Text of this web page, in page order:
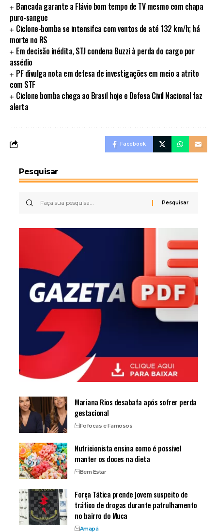
Bancada garante a Flávio bom tempo de TV mesmo com chapa
puro-sangue
Ciclone-bomba se intensifca com ventos de até 132 km/h; há
morte no RS
Em decisão inédita, STJ condena Buzzi à perda do cargo por
assédio
PF divulga nota em defesa de investigações em meio a atrito
com STF
Ciclone bomba chega ao Brasil hoje e Defesa Civil Nacional faz
alerta
Facebook
Pesquisar
Mariana Rios desabafa após sofrer perda
gestacional
Fofocas e Famosos
Nutricionista ensina como é possível
manter os doces na dieta
Bem Estar
Força Tática prende jovem suspeito de
tráfico de drogas durante patrulhamento
no bairro do Muca
Amapá